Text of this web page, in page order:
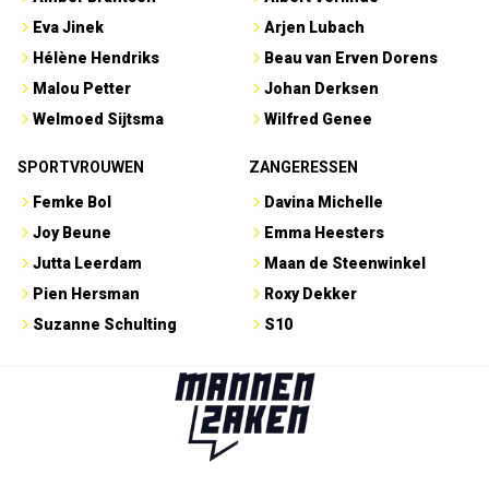
Eva Jinek
Hélène Hendriks
Malou Petter
Welmoed Sijtsma
Arjen Lubach
Beau van Erven Dorens
Johan Derksen
Wilfred Genee
SPORTVROUWEN
Femke Bol
Joy Beune
Jutta Leerdam
Pien Hersman
Suzanne Schulting
ZANGERESSEN
Davina Michelle
Emma Heesters
Maan de Steenwinkel
Roxy Dekker
S10